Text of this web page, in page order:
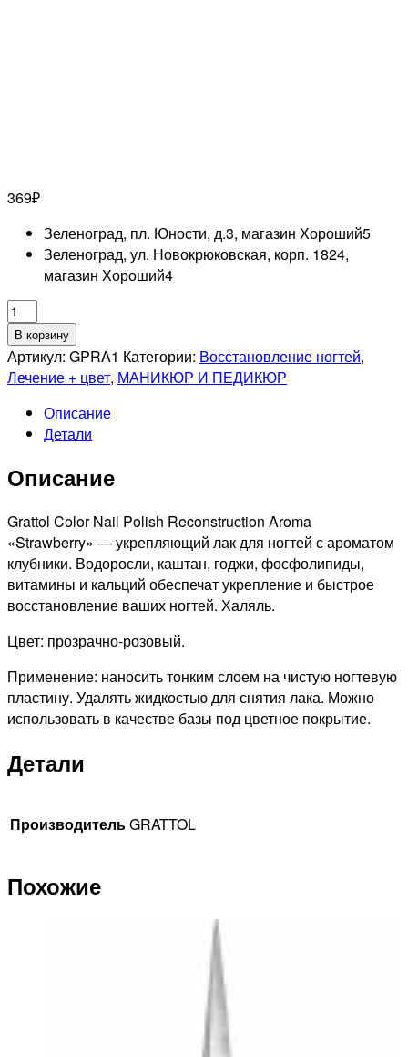
369₽
Зеленоград, пл. Юности, д.3, магазин Хороший5
Зеленоград, ул. Новокрюковская, корп. 1824,
магазин Хороший4
Количество
товара
GRATTOL
Укрепляющий
для
ногтей
ароматом
Color
Nail
Polish
Reconstruction,
9мл
В корзину
Артикул: GPRA1 Категории: Восстановление ногтей,
Лечение + цвет, МАНИКЮР И ПЕДИКЮР
Описание
Детали
Описание
Grattol Color Nail Polish Reconstruction Aroma
«Strawberry» — укрепляющий лак для ногтей с ароматом
клубники. Водоросли, каштан, годжи, фосфолипиды,
витамины и кальций обеспечат укрепление и быстрое
восстановление ваших ногтей. Халяль.
Цвет: прозрачно-розовый.
Применение: наносить тонким слоем на чистую ногтевую
пластину. Удалять жидкостью для снятия лака. Можно
использовать в качестве базы под цветное покрытие.
Детали
ПроизводительGRATTOL
Похожие